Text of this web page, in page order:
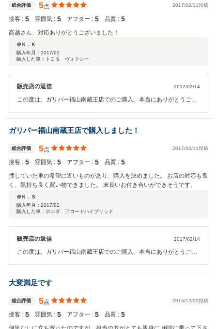
総合評価 5点 2017/02/11投稿
接客 : 5 雰囲気 : 5 アフター : 5 品質 : 5
高越さん、対応ありがとうございました！
＠Ｋ．Ｋ
購入年月： 2017/02
購入した車：トヨタ ヴォクシー
販売店の返信 2017/02/14
この度は、ガリバー福山南蔵王店でのご購入、本当にありがとうござ
ガリバー福山南蔵王店で購入しました！
総合評価 5点 2017/02/11投稿
接客 : 5 雰囲気 : 5 アフター : 5 品質 : 5
捜していた車の希望に近いものがあり、購入を決めました。 お店の対応も良
く、気持ち良く買い物できました。 末長いお付き合いができそうです。
＠Ｋ．Ｓ
購入年月： 2017/02
購入した車：ホンダ アコードハイブリッド
販売店の返信 2017/02/14
この度は、ガリバー福山南蔵王店でのご購入、本当にありがとうござ
たです！ これからもどうぞよろしくお願い致します。
大変満足です
総合評価 5点 2016/12/20投稿
接客 : 5 雰囲気 : 5 アフター : 5 品質 : 5